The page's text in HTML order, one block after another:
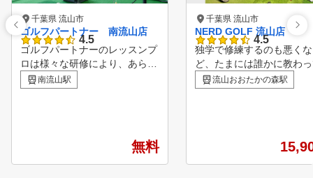
千葉県 流山市
ゴルフパートナー 南流山店
4.5
ゴルフパートナーのレッスンプ
ロは様々な研修により、あらゆ
る方面から生徒様の上達をサポ
ートしています！ ビギナーか
弾道測定器・シミュレーターを
南流山駅
無料
千葉県 流山市
NERD GOLF 流山店
4.5
独学で修練するのも悪く
ど、たまには誰かに教わ
たい・・そんな時は
Fのレッスンプロ/及びア
きるレッスンプロ達がお
流山おおたかの森駅